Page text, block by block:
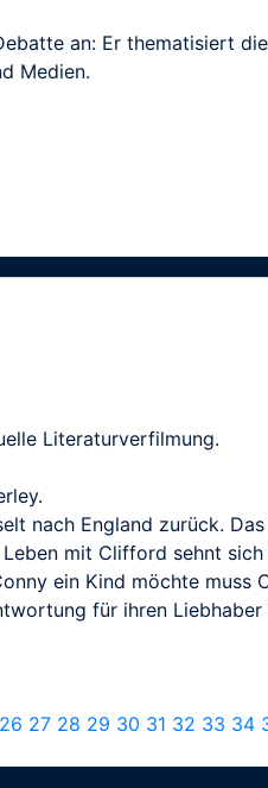
an: Er thematisiert
Medien.
Literaturverfilmung.
nach England zurück.
mit Clifford sehnt
ein Kind möchte muss
für ihren
26 27 28 29 30 31 32 33 34